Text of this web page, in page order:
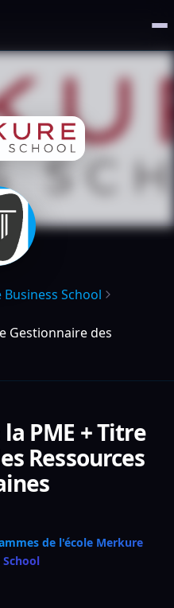
School
Gestionnaire des
PME + Titre
Ressources
de l'école Merkure
School